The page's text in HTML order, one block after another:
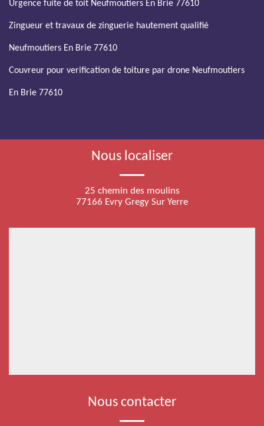
Urgence fuite de toit Neufmoutiers En Brie 77610
Zingueur et travaux de zinguerie hautement qualifié
Neufmoutiers En Brie 77610
Couvreur pour verification de toiture par drone Neufmoutiers
En Brie 77610
Nous localiser
25 chemin des moulins
77166 Evry Gregy Sur Yerre
Nous contacter